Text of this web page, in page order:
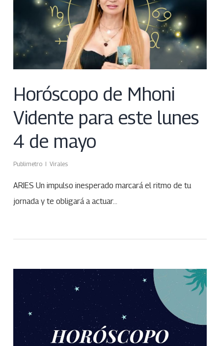
Horóscopo de Mhoni
Vidente para este lunes
4 de mayo
Publimetro Virales
ARIES Un impulso inesperado marcará el ritmo de tu
jornada y te obligará a actuar…